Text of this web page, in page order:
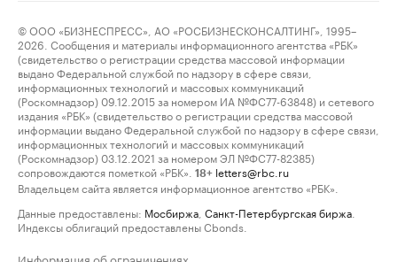
© ООО «БИЗНЕСПРЕСС», АО «РОСБИЗНЕСКОНСАЛТИНГ», 1995–
2026. Сообщения и материалы информационного агентства «РБК»
(свидетельство о регистрации средства массовой информации
выдано Федеральной службой по надзору в сфере связи,
информационных технологий и массовых коммуникаций
(Роскомнадзор) 09.12.2015 за номером ИА №ФС77-63848) и сетевого
издания «РБК» (свидетельство о регистрации средства массовой
информации выдано Федеральной службой по надзору в сфере связи,
информационных технологий и массовых коммуникаций
(Роскомнадзор) 03.12.2021 за номером ЭЛ №ФС77-82385)
сопровождаются пометкой «РБК».
18+ letters@rbc.ru
Владельцем сайта является информационное агентство «РБК».
Данные предоставлены: Мосбиржа Санкт-Петербургская биржа
Индексы облигаций предоставлены Cbonds.
Информация об ограничениях